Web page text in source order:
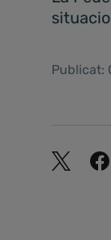
Publicat: